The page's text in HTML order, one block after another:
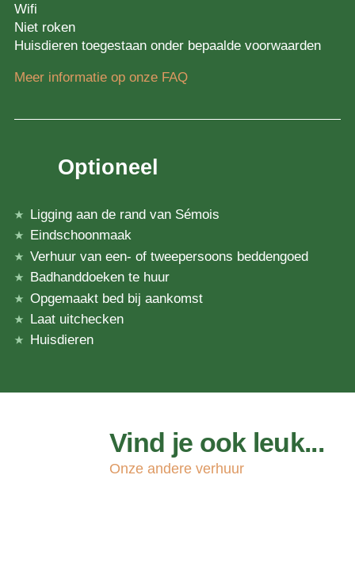
Wifi
Niet roken
Huisdieren toegestaan onder bepaalde voorwaarden
Meer informatie op onze FAQ
Optioneel
Ligging aan de rand van Sémois
Eindschoonmaak
Verhuur van een- of tweepersoons beddengoed
Badhanddoeken te huur
Opgemaakt bed bij aankomst
Laat uitchecken
Huisdieren
Vind je ook leuk...
Onze andere verhuur